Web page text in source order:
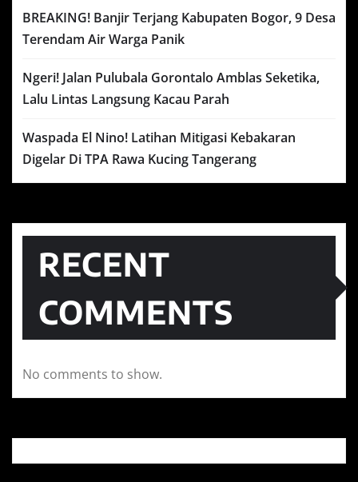
BREAKING! Banjir Terjang Kabupaten Bogor, 9 Desa
Terendam Air Warga Panik
Ngeri! Jalan Pulubala Gorontalo Amblas Seketika,
Lalu Lintas Langsung Kacau Parah
Waspada El Nino! Latihan Mitigasi Kebakaran
Digelar Di TPA Rawa Kucing Tangerang
RECENT
COMMENTS
No comments to show.